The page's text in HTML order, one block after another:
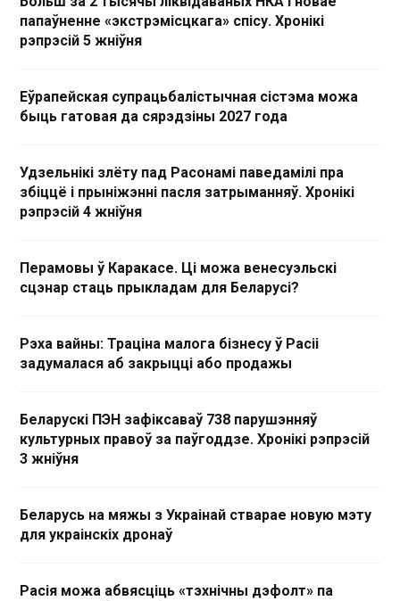
папаўненне «экстрэмісцкага» спісу. Хронікі
рэпрэсій 5 жніўня
Еўрапейская супрацьбалістычная сістэма можа
быць гатовая да сярэдзіны 2027 года
Удзельнікі злёту пад Расонамі паведамілі пра
збіццё і прыніжэнні пасля затрыманняў. Хронікі
рэпрэсій 4 жніўня
Перамовы ў Каракасе. Ці можа венесуэльскі
сцэнар стаць прыкладам для Беларусі?
Рэха вайны: Траціна малога бізнесу ў Расіі
задумалася аб закрыцці або продажы
Беларускі ПЭН зафіксаваў 738 парушэнняў
культурных правоў за паўгоддзе. Хронікі рэпрэсій
3 жніўня
Беларусь на мяжы з Украінай стварае новую мэту
для украінскіх дронаў
Расія можа абвясціць «тэхнічны дэфолт» па